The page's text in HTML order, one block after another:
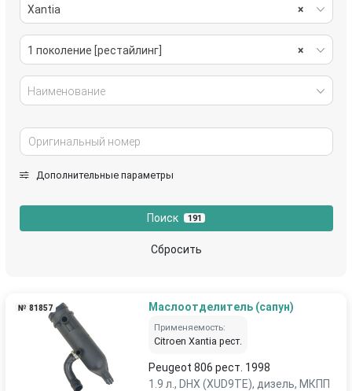
×
Xantia
×
1 поколение [рестайлинг]
Наименование
Дополнительные параметры
Поиск 191
Сбросить
№ 81857 Маслоотделитель (сапун)
Применяемость:
Citroen Xantia рест.
Peugeot 806 рест. 1998
1.9 л., DHX (XUD9TE), дизель, МКПП